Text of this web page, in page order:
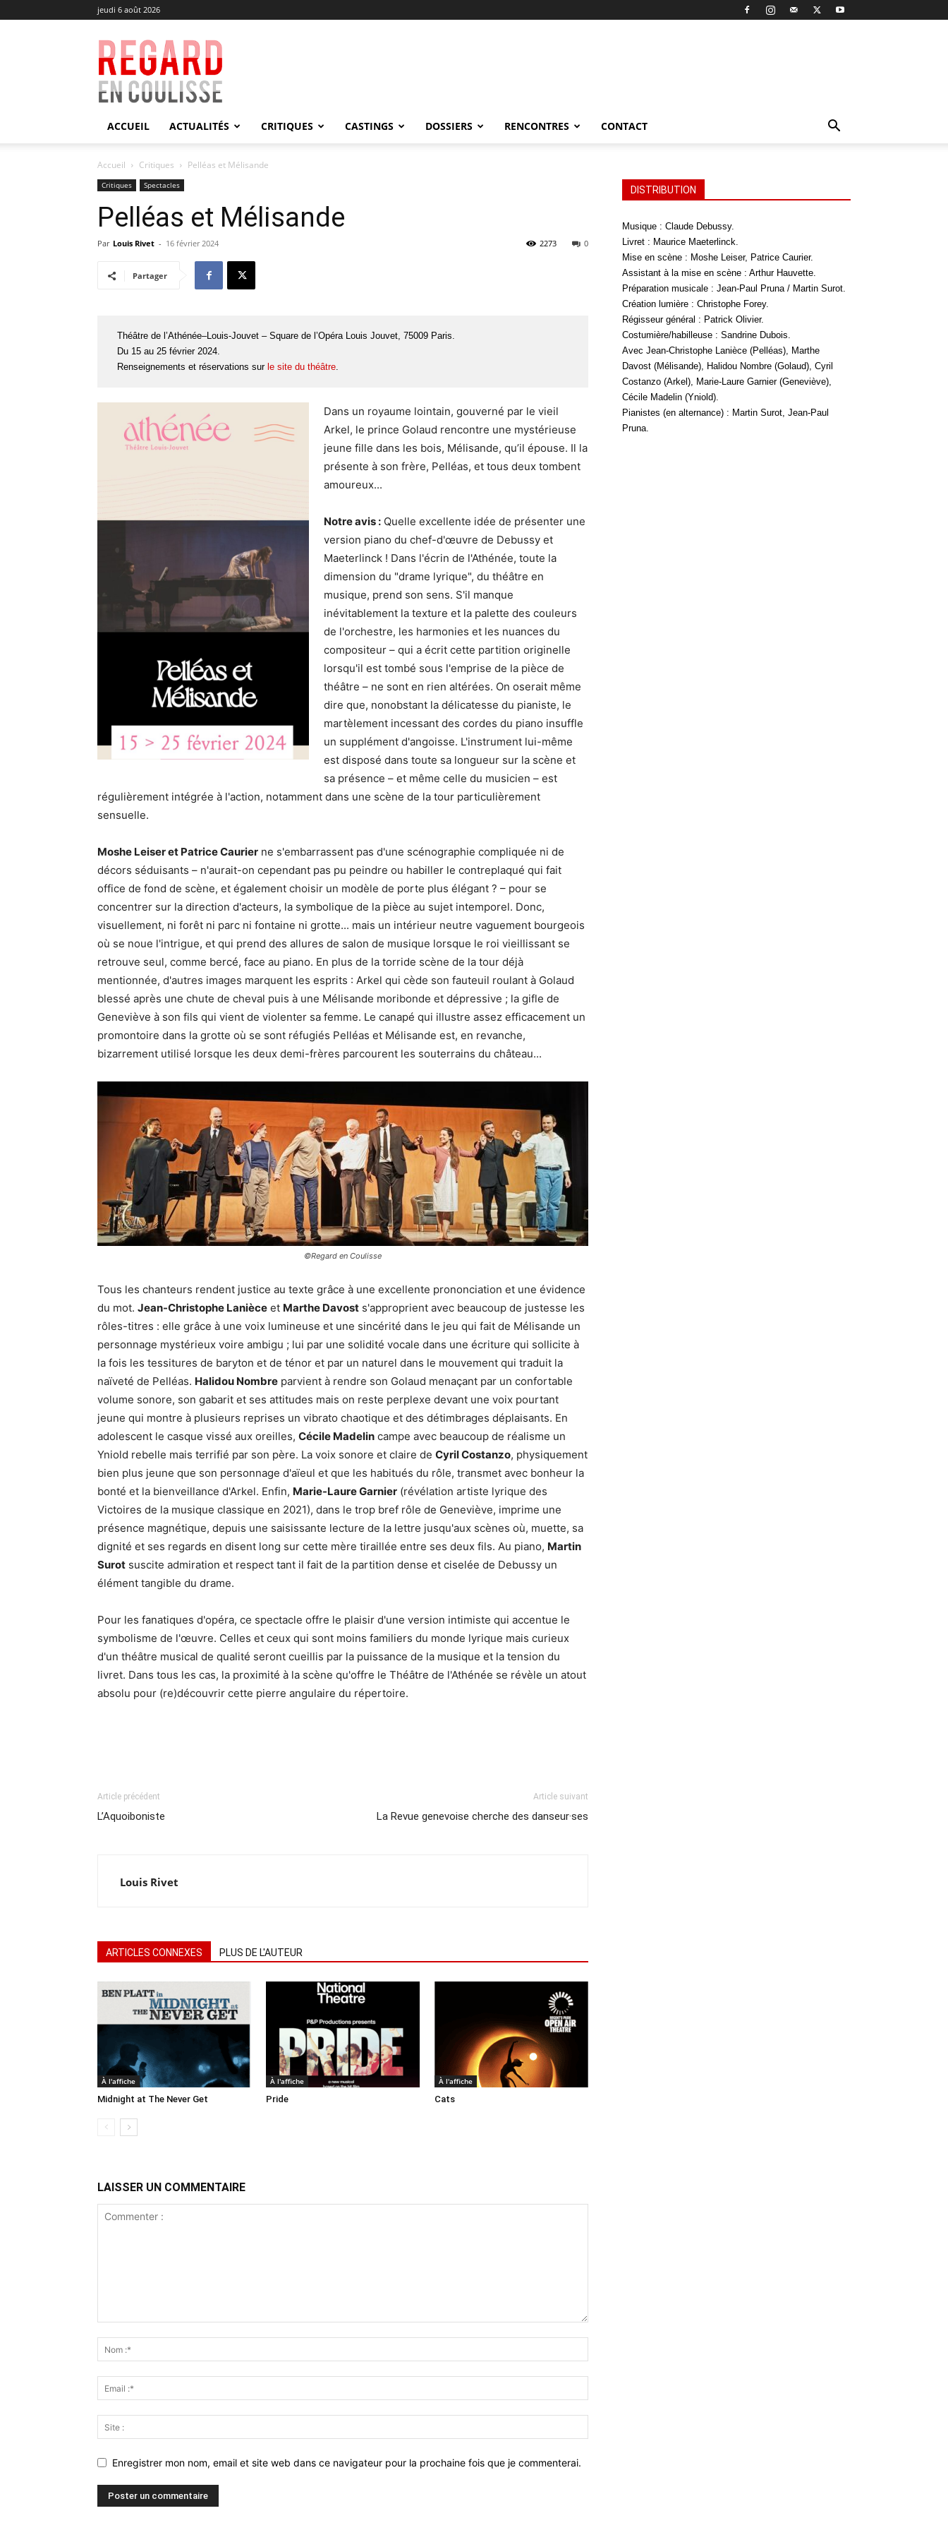
jeudi 6 août 2026
Regard
en
Coulisse
ACCUEIL ACTUALITÉS CRITIQUES CASTINGS DOSSIERS RENCONTRES CONTACT
Accueil Critiques Pelléas et Mélisande
Critiques Spectacles
Pelléas et Mélisande
Par Louis Rivet - 16 février 2024 0
2273
Partager
Théâtre de l’Athénée–Louis-Jouvet – Square de l’Opéra Louis Jouvet, 75009 Paris.
Du 15 au 25 février 2024.
Renseignements et réservations sur le site du théâtre.
Dans un royaume lointain, gouverné par le vieil
Arkel, le prince Golaud rencontre une mystérieuse
jeune fille dans les bois, Mélisande, qu’il épouse. Il la
présente à son frère, Pelléas, et tous deux tombent
amoureux...
Notre avis : Quelle excellente idée de présenter une
version piano du chef-d'œuvre de Debussy et
Maeterlinck ! Dans l'écrin de l'Athénée, toute la
dimension du "drame lyrique", du théâtre en
musique, prend son sens. S'il manque
inévitablement la texture et la palette des couleurs
de l'orchestre, les harmonies et les nuances du
compositeur – qui a écrit cette partition originelle
lorsqu'il est tombé sous l'emprise de la pièce de
théâtre – ne sont en rien altérées. On oserait même
dire que, nonobstant la délicatesse du pianiste, le
martèlement incessant des cordes du piano insuffle
un supplément d'angoisse. L'instrument lui-même
est disposé dans toute sa longueur sur la scène et
sa présence – et même celle du musicien – est
régulièrement intégrée à l'action, notamment dans une scène de la tour particulièrement
sensuelle.
Moshe Leiser et Patrice Caurier ne s'embarrassent pas d'une scénographie compliquée ni de
décors séduisants – n'aurait-on cependant pas pu peindre ou habiller le contreplaqué qui fait
office de fond de scène, et également choisir un modèle de porte plus élégant ? – pour se
concentrer sur la direction d'acteurs, la symbolique de la pièce au sujet intemporel. Donc,
visuellement, ni forêt ni parc ni fontaine ni grotte... mais un intérieur neutre vaguement bourgeois
où se noue l'intrigue, et qui prend des allures de salon de musique lorsque le roi vieillissant se
retrouve seul, comme bercé, face au piano. En plus de la torride scène de la tour déjà
mentionnée, d'autres images marquent les esprits : Arkel qui cède son fauteuil roulant à Golaud
blessé après une chute de cheval puis à une Mélisande moribonde et dépressive ; la gifle de
Geneviève à son fils qui vient de violenter sa femme. Le canapé qui illustre assez efficacement un
promontoire dans la grotte où se sont réfugiés Pelléas et Mélisande est, en revanche,
bizarrement utilisé lorsque les deux demi-frères parcourent les souterrains du château...
©Regard en Coulisse
Tous les chanteurs rendent justice au texte grâce à une excellente prononciation et une évidence
du mot. Jean-Christophe Lanièce et Marthe Davost s'approprient avec beaucoup de justesse les
rôles-titres : elle grâce à une voix lumineuse et une sincérité dans le jeu qui fait de Mélisande un
personnage mystérieux voire ambigu ; lui par une solidité vocale dans une écriture qui sollicite à
la fois les tessitures de baryton et de ténor et par un naturel dans le mouvement qui traduit la
naïveté de Pelléas. Halidou Nombre parvient à rendre son Golaud menaçant par un confortable
volume sonore, son gabarit et ses attitudes mais on reste perplexe devant une voix pourtant
jeune qui montre à plusieurs reprises un vibrato chaotique et des détimbrages déplaisants. En
adolescent le casque vissé aux oreilles, Cécile Madelin campe avec beaucoup de réalisme un
Yniold rebelle mais terrifié par son père. La voix sonore et claire de Cyril Costanzo, physiquement
bien plus jeune que son personnage d'aïeul et que les habitués du rôle, transmet avec bonheur la
bonté et la bienveillance d'Arkel. Enfin, Marie-Laure Garnier (révélation artiste lyrique des
Victoires de la musique classique en 2021), dans le trop bref rôle de Geneviève, imprime une
présence magnétique, depuis une saisissante lecture de la lettre jusqu'aux scènes où, muette, sa
dignité et ses regards en disent long sur cette mère tiraillée entre ses deux fils. Au piano, Martin
Surot suscite admiration et respect tant il fait de la partition dense et ciselée de Debussy un
élément tangible du drame.
Pour les fanatiques d'opéra, ce spectacle offre le plaisir d'une version intimiste qui accentue le
symbolisme de l'œuvre. Celles et ceux qui sont moins familiers du monde lyrique mais curieux
d'un théâtre musical de qualité seront cueillis par la puissance de la musique et la tension du
livret. Dans tous les cas, la proximité à la scène qu'offre le Théâtre de l'Athénée se révèle un atout
absolu pour (re)découvrir cette pierre angulaire du répertoire.
Article précédent
L’Aquoiboniste
Article suivant
La Revue genevoise cherche des danseur·ses
Louis Rivet
ARTICLES CONNEXES PLUS DE L'AUTEUR
À l'affiche
Midnight at The Never Get
À l'affiche
Pride
À l'affiche
Cats
LAISSER UN COMMENTAIRE
Enregistrer mon nom, email et site web dans ce navigateur pour la prochaine fois que je commenterai.
DISTRIBUTION
Musique : Claude Debussy.
Livret : Maurice Maeterlinck.
Mise en scène : Moshe Leiser, Patrice Caurier.
Assistant à la mise en scène : Arthur Hauvette.
Préparation musicale : Jean-Paul Pruna / Martin Surot.
Création lumière : Christophe Forey.
Régisseur général : Patrick Olivier.
Costumière/habilleuse : Sandrine Dubois.
Avec Jean-Christophe Lanièce (Pelléas), Marthe
Davost (Mélisande), Halidou Nombre (Golaud), Cyril
Costanzo (Arkel), Marie-Laure Garnier (Geneviève),
Cécile Madelin (Yniold).
Pianistes (en alternance) : Martin Surot, Jean-Paul
Pruna.